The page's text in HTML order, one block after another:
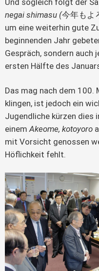
negai shimasu (今年もよ
um eine weiterhin gute
beginnenden Jahr
Gespräch, sondern auch
ersten Hälfte des
Das mag nach dem 100.
klingen, ist jedoch ein
Jugendliche kürzen
einem Akeome, kotoyoro
mit Vorsicht genossen
Höflichkeit fehlt.